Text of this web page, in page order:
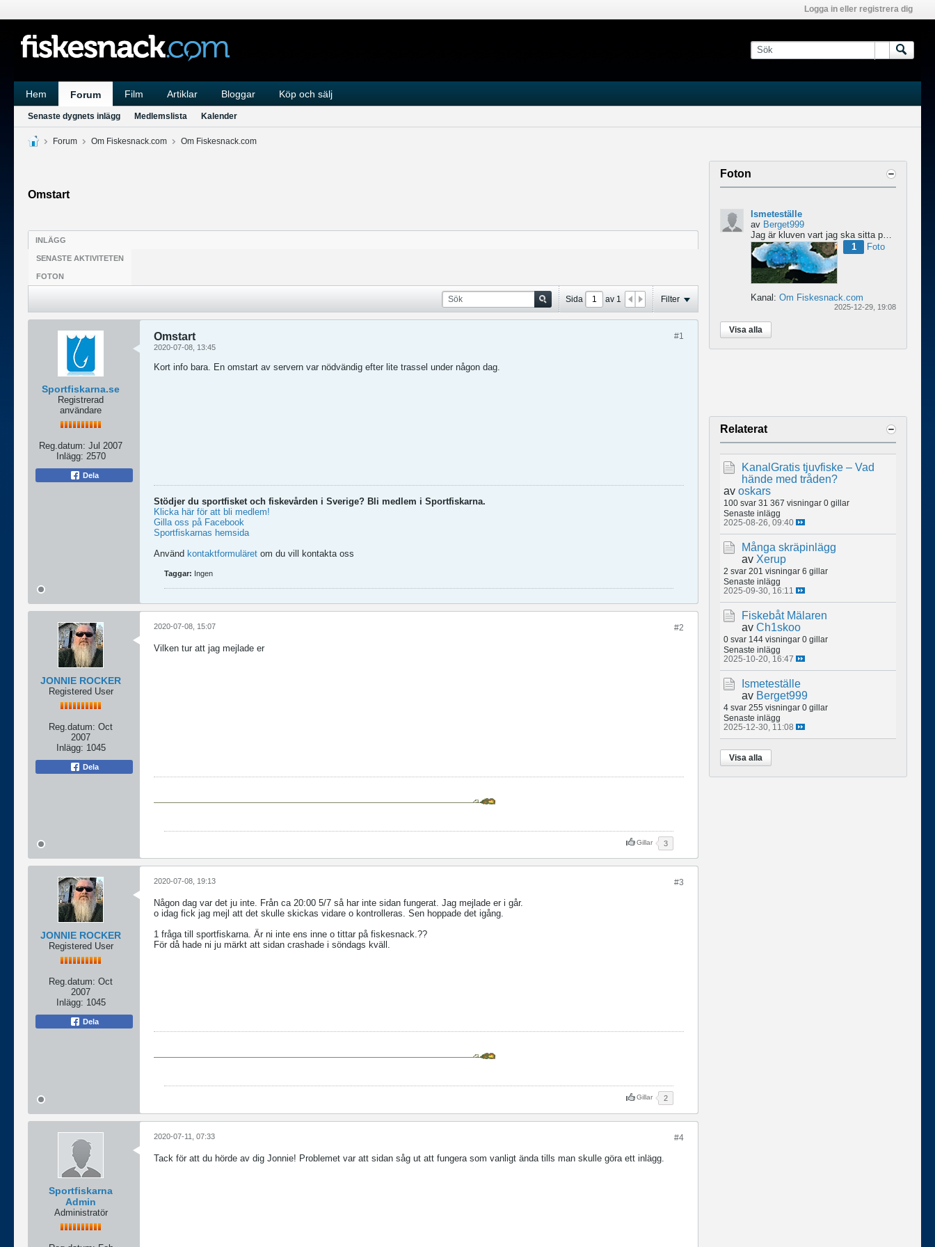
Logga in eller registrera dig
Hem Forum Film Artiklar Bloggar Köp och sälj
Senaste dygnets inlägg Medlemslista Kalender
Forum Om Fiskesnack.com Om Fiskesnack.com
Omstart
INLÄGG
SENASTE AKTIVITETEN
FOTON
Sida av 1 Filter
Sportfiskarna.se
Registrerad
användare
Reg.datum: Jul 2007
Inlägg: 2570
Dela
#1
Omstart
2020-07-08, 13:45
Kort info bara. En omstart av servern var nödvändig efter lite trassel under någon dag.
Stödjer du sportfisket och fiskevården i Sverige? Bli medlem i Sportfiskarna.
Klicka här för att bli medlem!
Gilla oss på Facebook
Sportfiskarnas hemsida
Använd kontaktformuläret om du vill kontakta oss
Taggar: Ingen
JONNIE ROCKER
Registered User
Reg.datum: Oct
2007
Inlägg: 1045
Dela
#2
2020-07-08, 15:07
Vilken tur att jag mejlade er
Gillar 3
JONNIE ROCKER
Registered User
Reg.datum: Oct
2007
Inlägg: 1045
Dela
#3
2020-07-08, 19:13
Någon dag var det ju inte. Från ca 20:00 5/7 så har inte sidan fungerat. Jag mejlade er i går.
o idag fick jag mejl att det skulle skickas vidare o kontrolleras. Sen hoppade det igång.
1 fråga till sportfiskarna. Är ni inte ens inne o tittar på fiskesnack.??
För då hade ni ju märkt att sidan crashade i söndags kväll.
Gillar 2
Sportfiskarna
Admin
Administratör
#4
2020-07-11, 07:33
Tack för att du hörde av dig Jonnie! Problemet var att sidan såg ut att fungera som vanligt ända tills man skulle göra ett inlägg.
Foton
Ismeteställe
av Berget999
Jag är kluven vart jag ska sitta på morgondagens premiär ismete tur. Ge gärna tips på vart ni hade satt...
1
Foto
Kanal: Om Fiskesnack.com
2025-12-29, 19:08
Visa alla
Relaterat
KanalGratis tjuvfiske – Vad
hände med tråden?
av oskars
100 svar 31 367 visningar 0 gillar
Senaste inlägg
2025-08-26, 09:40
Många skräpinlägg
av Xerup
2 svar 201 visningar 6 gillar
Senaste inlägg
2025-09-30, 16:11
Fiskebåt Mälaren
av Ch1skoo
0 svar 144 visningar 0 gillar
Senaste inlägg
2025-10-20, 16:47
Ismeteställe
av Berget999
4 svar 255 visningar 0 gillar
Senaste inlägg
2025-12-30, 11:08
Visa alla